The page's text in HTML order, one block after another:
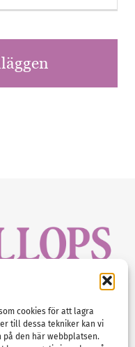
cookies för att lagra
till dessa tekniker kan vi
på den här webbplatsen.